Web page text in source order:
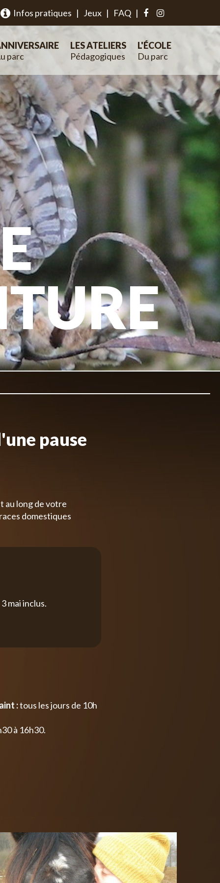
Infos pratiques | Jeux | FAQ |
parc
LES ATELIERS
Pédagogiques
L'ÉCOLE
Du parc
pause
au long de votre
domestiques
mai inclus.
:tous les jours de 10h
à 16h30.